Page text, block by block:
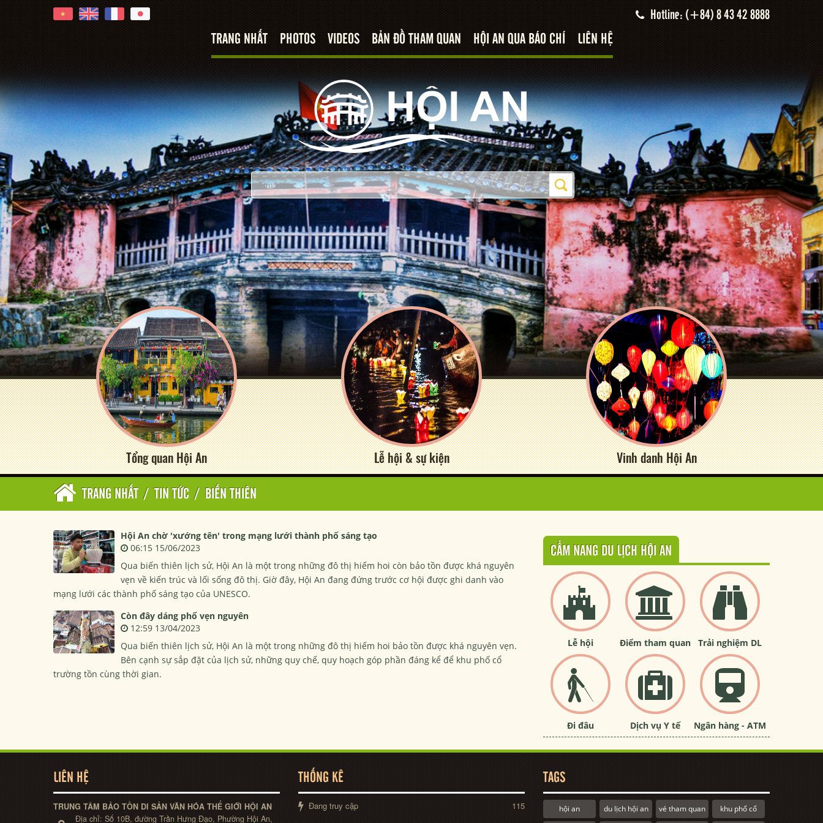
Hotline: (+84) 8 43 42 8888
TRANG NHẤT PHOTOS VIDEOS BẢN ĐỒ THAM QUAN HỘI AN QUA BÁO CHÍ LIÊN HỆ
Tổng quan Hội An Lễ hội & sự kiện Vinh danh Hội An
TRANG NHẤT / TIN TỨC / BIẾN THIÊN
Hội An chờ 'xướng tên' trong mạng lưới thành phố sáng tạo
06:15 15/06/2023
Qua biến thiên lịch sử, Hội An là một trong những đô thị hiếm hoi còn bảo tồn được khá nguyên
vẹn về kiến trúc và lối sống đô thị. Giờ đây, Hội An đang đứng trước cơ hội được ghi danh vào
mạng lưới các thành phố sáng tạo của UNESCO.
Còn đây dáng phố vẹn nguyên
12:59 13/04/2023
Qua biến thiên lịch sử, Hội An là một trong những đô thị hiếm hoi bảo tồn được khá nguyên vẹn.
Bên cạnh sự sắp đặt của lịch sử, những quy chế, quy hoạch góp phần đáng kể để khu phố cổ
trường tồn cùng thời gian.
CẨM NANG DU LỊCH HỘI AN
Lễ hội Điểm tham quan Trải nghiệm DL
Đi đâu Dịch vụ Y tế Ngân hàng - ATM
LIÊN HỆ
TRUNG TÂM BẢO TỒN DI SẢN VĂN HÓA THẾ GIỚI HỘI AN
Địa chỉ: Số 10B, đường Trần Hưng Đạo, Phường Hội An,
THỐNG KÊ
Đang truy cập 115
TAGS
hội an du lịch hội an vé tham quan khu phố cổ